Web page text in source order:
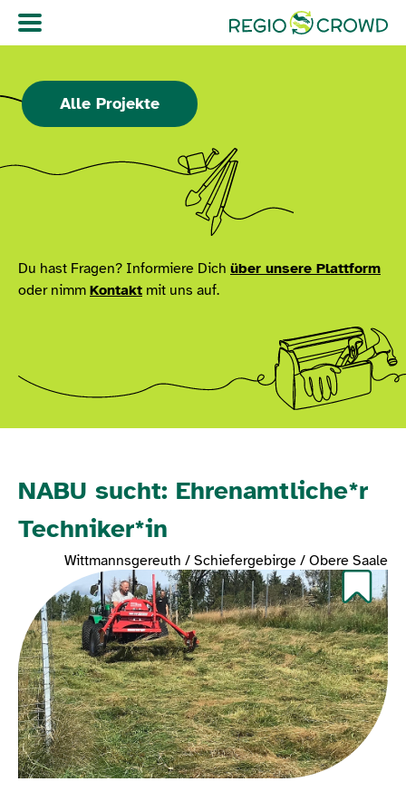
Navigation überspringen
Alle Projekte
Du hast Fragen? Informiere Dich über unsere Plattform
oder nimm Kontakt mit uns auf.
NABU sucht: Ehrenamtliche*r
Techniker*in
Wittmannsgereuth / Schiefergebirge / Obere Saale